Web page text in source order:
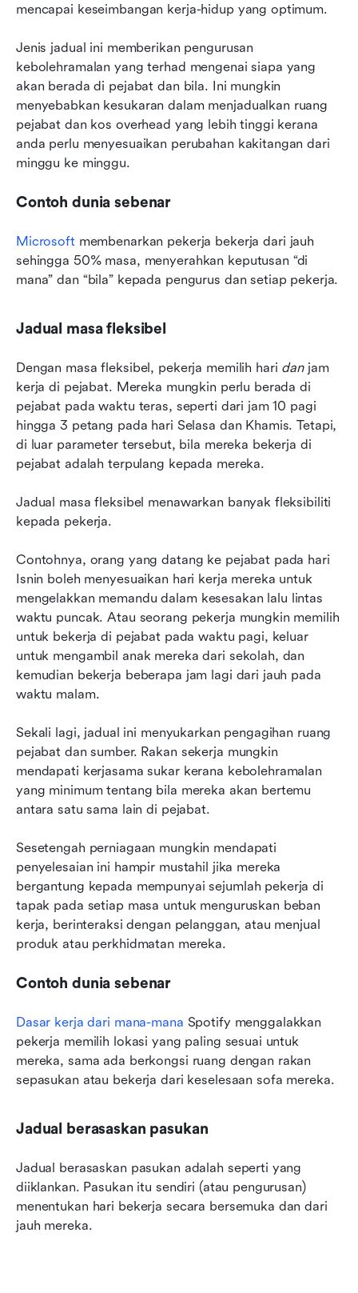
mencapai keseimbangan kerja-hidup yang optimum.
Jenis jadual ini memberikan pengurusan
kebolehramalan yang terhad mengenai siapa yang
akan berada di pejabat dan bila. Ini mungkin
menyebabkan kesukaran dalam menjadualkan ruang
pejabat dan kos overhead yang lebih tinggi kerana
anda perlu menyesuaikan perubahan kakitangan dari
minggu ke minggu.
Contoh dunia sebenar
Microsoft membenarkan pekerja bekerja dari jauh
sehingga 50% masa, menyerahkan keputusan “di
mana” dan “bila” kepada pengurus dan setiap pekerja.
Jadual masa fleksibel
Dengan masa fleksibel, pekerja memilih hari dan jam
kerja di pejabat. Mereka mungkin perlu berada di
pejabat pada waktu teras, seperti dari jam 10 pagi
hingga 3 petang pada hari Selasa dan Khamis. Tetapi,
di luar parameter tersebut, bila mereka bekerja di
pejabat adalah terpulang kepada mereka.
Jadual masa fleksibel menawarkan banyak fleksibiliti
kepada pekerja.
Contohnya, orang yang datang ke pejabat pada hari
Isnin boleh menyesuaikan hari kerja mereka untuk
mengelakkan memandu dalam kesesakan lalu lintas
waktu puncak. Atau seorang pekerja mungkin memilih
untuk bekerja di pejabat pada waktu pagi, keluar
untuk mengambil anak mereka dari sekolah, dan
kemudian bekerja beberapa jam lagi dari jauh pada
waktu malam.
Sekali lagi, jadual ini menyukarkan pengagihan ruang
pejabat dan sumber. Rakan sekerja mungkin
mendapati kerjasama sukar kerana kebolehramalan
yang minimum tentang bila mereka akan bertemu
antara satu sama lain di pejabat.
Sesetengah perniagaan mungkin mendapati
penyelesaian ini hampir mustahil jika mereka
bergantung kepada mempunyai sejumlah pekerja di
tapak pada setiap masa untuk menguruskan beban
kerja, berinteraksi dengan pelanggan, atau menjual
produk atau perkhidmatan mereka.
Contoh dunia sebenar
Dasar kerja dari mana-mana Spotify menggalakkan
pekerja memilih lokasi yang paling sesuai untuk
mereka, sama ada berkongsi ruang dengan rakan
sepasukan atau bekerja dari keselesaan sofa mereka.
Jadual berasaskan pasukan
Jadual berasaskan pasukan adalah seperti yang
diiklankan. Pasukan itu sendiri (atau pengurusan)
menentukan hari bekerja secara bersemuka dan dari
jauh mereka.